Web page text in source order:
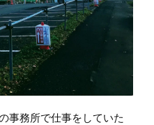
事務所で仕事をしていた